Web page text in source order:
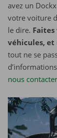
avez un
votre voiture
le dire.
véhicules,
tout ne se
nous contacter